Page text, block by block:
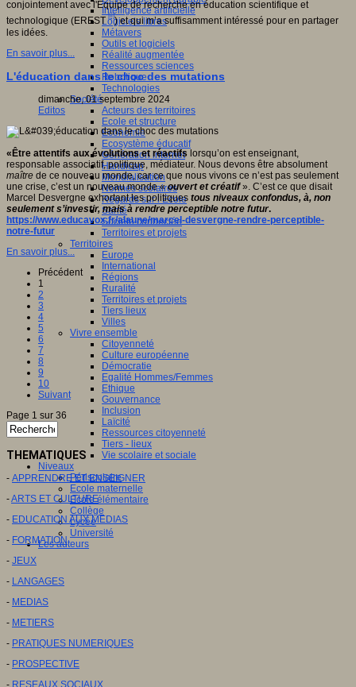
Intelligence artificielle
Logiciels libres
Métavers
Outils et logiciels
Réalité augmentée
Ressources sciences
Robotique
Technologies
Société
Acteurs des territoires
Ecole et structure
Economie
Ecosystème éducatif
Génération internet
Handicap
Mondialisation
Normes scolaires
Regards sur l’Ecole
Santé
Société connectée
Territoires et projets
Territoires
Europe
International
Régions
Ruralité
Territoires et projets
Tiers lieux
Villes
Vivre ensemble
Citoyenneté
Culture européenne
Démocratie
Egalité Hommes/Femmes
Ethique
Gouvernance
Inclusion
Laïcité
Ressources citoyenneté
Tiers - lieux
Vie scolaire et sociale
Niveaux
Périscolaire
Ecole maternelle
Ecole élémentaire
Collège
Lycée
Université
Les auteurs
conjointement avec l'Équipe de recherche en éducation scientifique et
technologique (EREST
[ii]
) et qui m’a suffisamment intéressé pour en partager
les idées.
En savoir plus...
L'éducation dans le choc des mutations
dimanche, 01 septembre 2024
Editos
«Être attentifs aux évolutions et réactifs lorsqu’on est enseignant,
responsable associatif, politique, médiateur. Nous devons être absolument
maître de ce nouveau monde, car ce que nous vivons ce n’est pas seulement
une crise, c’est un nouveau monde «ouvert et créatif». C’est ce que disait
Marcel Desvergne exhortant les politiques tous niveaux confondus, à, non
seulement s’investir, mais à rendre perceptible notre futur.
https://www.educavox.fr/alaune/marcel-desvergne-rendre-perceptible-
notre-futur
En savoir plus...
Précédent
1
2
3
4
5
6
7
8
9
10
Suivant
Page 1 sur 36
THEMATIQUES
- APPRENDRE ET ENSEIGNER
-ARTS ET CULTURE
- EDUCATION AUX MEDIAS
- FORMATION
- JEUX
- LANGAGES
- MEDIAS
- METIERS
- PRATIQUES NUMERIQUES
- PROSPECTIVE
- RESEAUX SOCIAUX